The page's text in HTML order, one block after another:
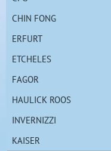
CHIN FONG
ERFURT
ETCHELES
FAGOR
HAULICK ROOS
INVERNIZZI
KAISER